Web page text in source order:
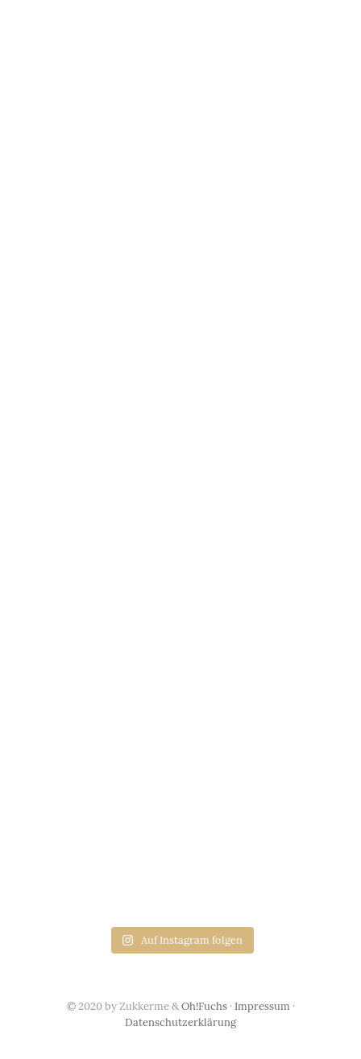
Auf Instagram folgen
© 2020 by Zukkerme &Oh!Fuchs· Impressum ·
Datenschutzerklärung